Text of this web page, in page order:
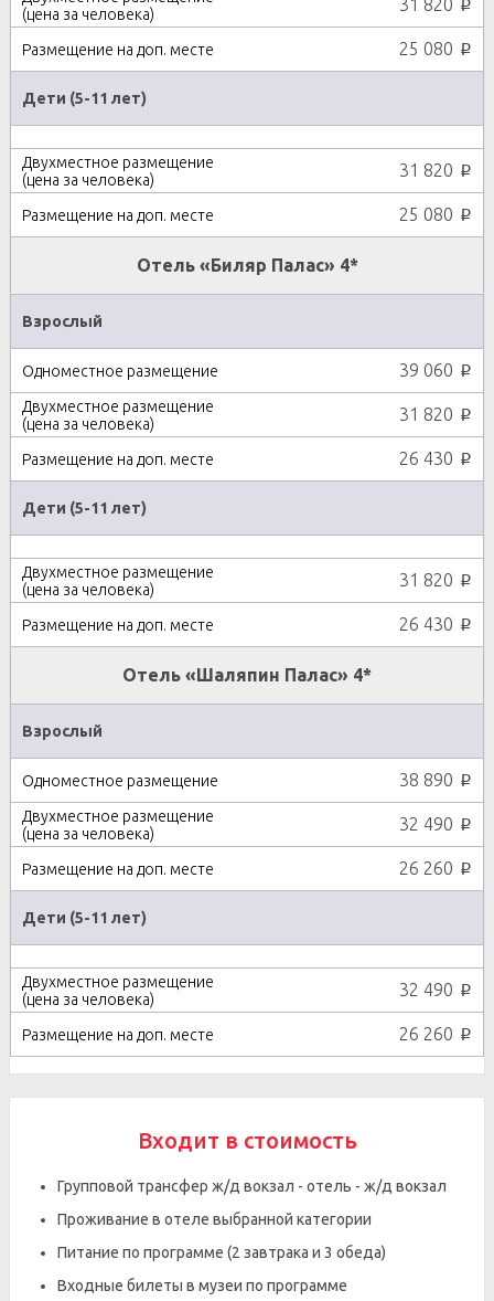
31 820 p
25 080 p
Дети (5-11 лет)
31 820 p
25 080 p
Отель «Биляр Палас» 4*
Взрослый
39 060 p
31 820 p
26 430 p
Дети (5-11 лет)
31 820 p
26 430 p
Отель «Шаляпин Палас» 4*
Взрослый
38 890 p
32 490 p
26 260 p
Дети (5-11 лет)
32 490 p
26 260 p
Входит в стоимость
Групповой трансфер ж/д вокзал - отель - ж/д вокзал
Проживание в отеле выбранной категории
Питание по программе (2 завтрака и 3 обеда)
Входные билеты в музеи по программе